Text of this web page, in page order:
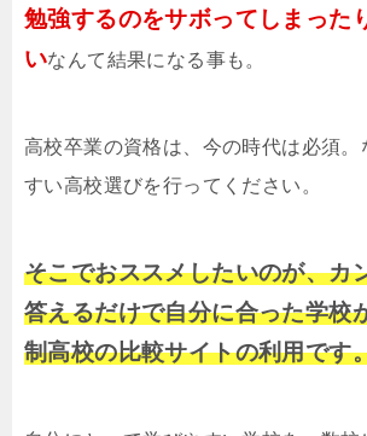
勉強するのをサボってしまった
いなんて結果になる事も。
高校卒業の資格は、今の時代は必須。
すい高校選びを行ってください。
そこでおススメしたいのが、カ
答えるだけで自分に合った学校
制高校の比較サイトの利用です